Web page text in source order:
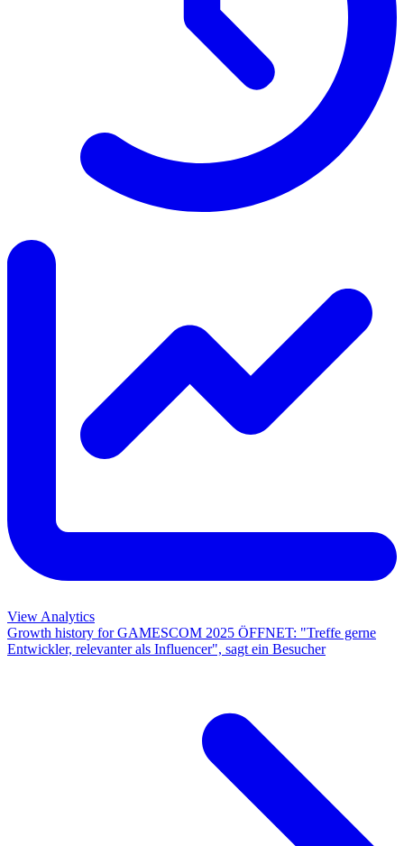
View Analytics
Growth history forGAMESCOM 2025 ÖFFNET: "Treffe gerne
Entwickler, relevanter als Influencer", sagt ein Besucher